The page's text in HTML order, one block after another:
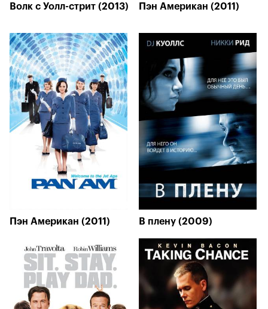
Волк с Уолл-стрит (2013) Пэн Американ (2011)
Пэн Американ (2011) В плену (2009)